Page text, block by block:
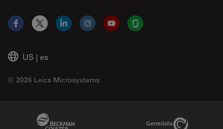
US | es
© 2026 Leica Microsystems
Facebook
X LinkedInInstagramYouTubeGlassdoor
Genedata Link